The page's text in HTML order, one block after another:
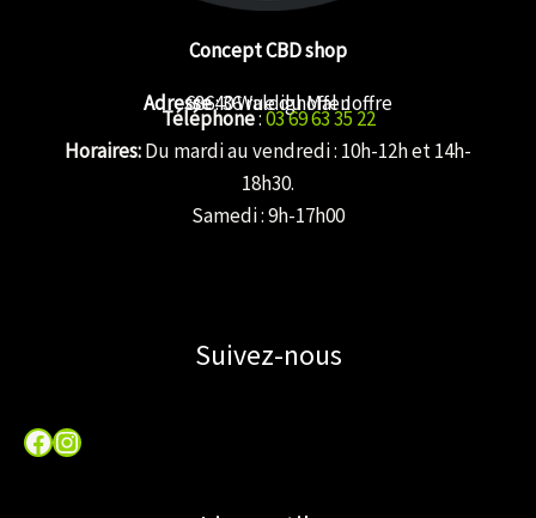
Concept CBD shop
Adresse: 36 rue du Mal Joffre
68640 Waldighoffen
Téléphone:03 69 63 35 22
Horaires:Du mardi au vendredi : 10h-12h et 14h-
18h30.
Samedi : 9h-17h00
Suivez-nous
Facebook
Instagram